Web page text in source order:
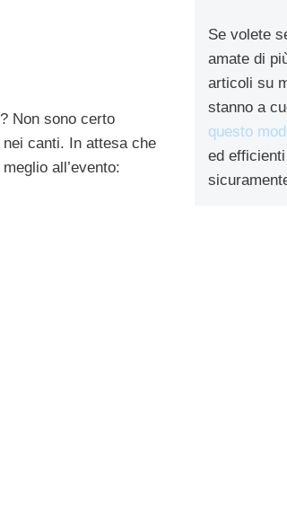
? Non sono certo
canti. In attesa che
all’evento:
Se volete
amate di
articoli su
stanno a
questo
ed